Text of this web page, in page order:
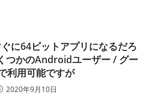
に64ビットアプリになるだろ
つかのAndroidユーザー / グー
利用可能ですが
2020年9月10日